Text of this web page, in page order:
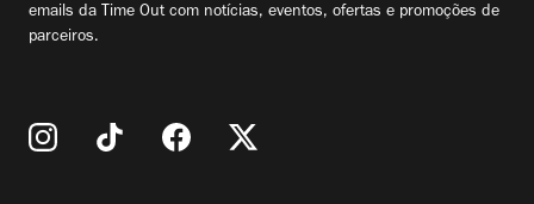
emails da Time Out com notícias, eventos, ofertas e promoções de
parceiros.